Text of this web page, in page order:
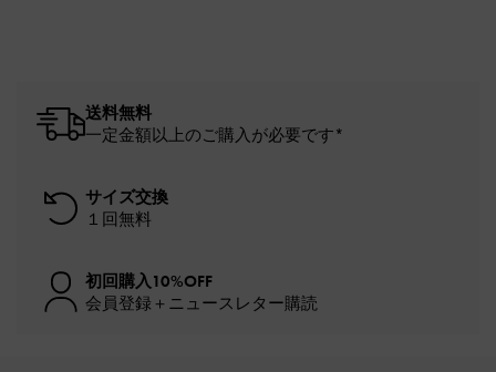
送料無料
一定金額以上のご購入が必要です*
サイズ交換
１回無料
初回購入10%OFF
会員登録＋ニュースレター購読